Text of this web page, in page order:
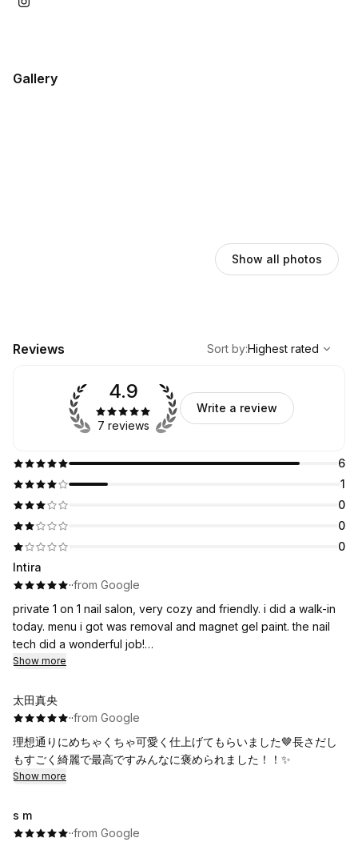
Gallery
Show all photos
Reviews
Highest rated
Sort by:Highest rated
6
1
0
0
0
4.9
7 reviews
Write a review
Intira
··from Google
private 1 on 1 nail salon, very cozy and friendly. i did a walk-in
today. menu i got was removal and magnet gel paint. the nail
tech did a wonderful job!
for location you have to enter through the lift from 1st floor
reasonable pricing, nail tech is very gentle and attentive to
details ❤️
thank you so much~
Show more
太田真央
··from Google
理想通りにめちゃくちゃ可愛く仕上げてもらいました🤎長さだし
もすごく綺麗で最高ですみんなに褒められました！！✨
Show more
s m
··from Google